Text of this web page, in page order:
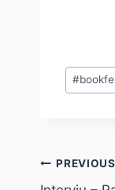
Post
Tags:
#
Post
PREVIOUS